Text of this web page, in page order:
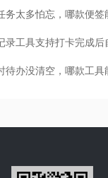
务太多怕忘，哪款便签
待办没清空，哪款工具